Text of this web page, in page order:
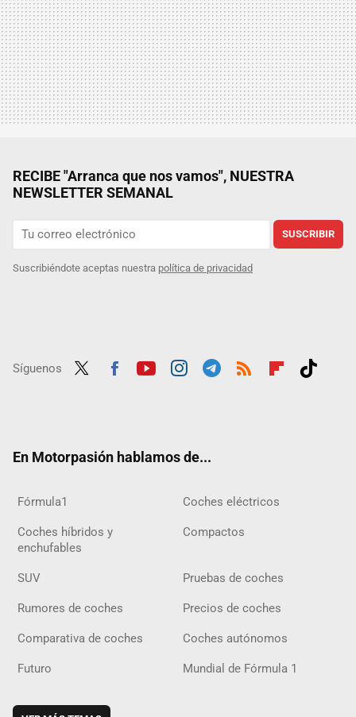
RECIBE "Arranca que nos vamos", NUESTRA
NEWSLETTER SEMANAL
SUSCRIBIR
Suscribiéndote aceptas nuestra política de privacidad
Síguenos
En Motorpasión hablamos de...
Fórmula1 Coches eléctricos
Coches híbridos y
enchufables
Compactos
SUV Pruebas de coches
Rumores de coches Precios de coches
Comparativa de coches Coches autónomos
Futuro Mundial de Fórmula 1